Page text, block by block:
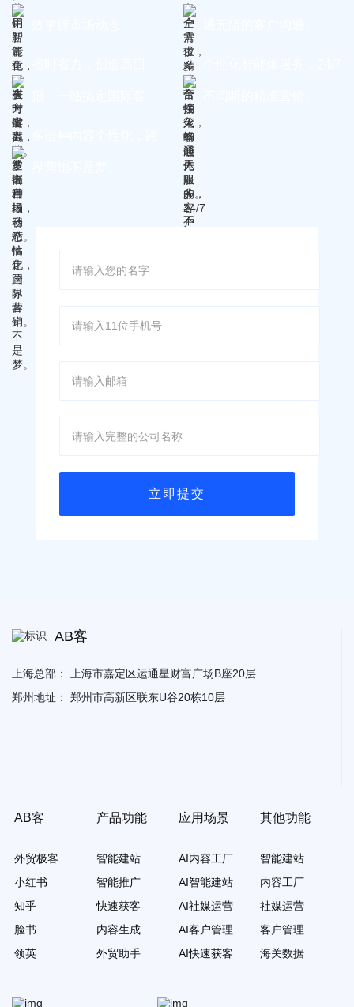
AB客
上海总部：
上海市嘉定区运通星财富广场B座20层
郑州地址：
郑州市高新区联东U谷20栋10层
AB客
外贸极客
小红书
知乎
脸书
领英
产品功能
智能建站
智能推广
快速获客
内容生成
外贸助手
应用场景
AI内容工厂
AI智能建站
AI社媒运营
AI客户管理
AI快速获客
其他功能
智能建站
内容工厂
社媒运营
客户管理
海关数据